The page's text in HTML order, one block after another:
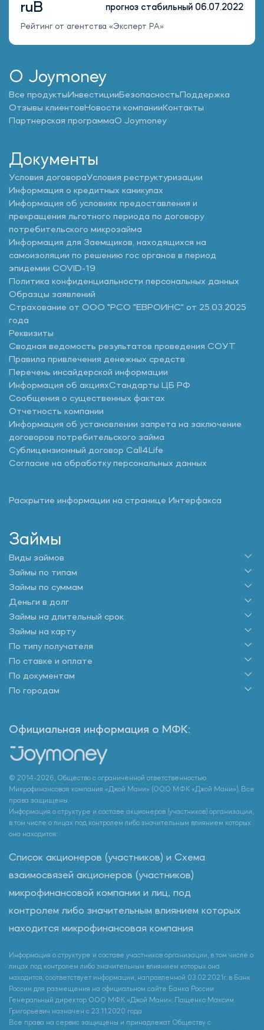
ruB прогноз стабильный 06.07.2022
Рейтинг от агентства «Эксперт РА»
О Joymoney
Все продуктыИнвестицииБезопасностьПоддержка
Отзывы клиентовНовости компанииКонтакты
Партнерская программаО Joymoney
Документы
Условия договораУсловия реструктуризации
Информация о кредитных каникулах
Информация об условиях предоставления и
прекращения льготного периода по договору
потребительского микрозайма
Информация для Заемщиков, находящихся на
самоизоляции по решению гос органов в период
эпидемии COVID-19
Политика конфиденциальности персональных данных
Образцы заявлений
Страхование от ООО "РСО "ЕВРОИНС" от 25.03.2025
года
Реквизиты
Сводная ведомость результатов проведения СОУТ
Правила привлечения денежных средств
Перечень инсайдерской информации
Информация об акцияхСтандарты ЦБ РФ
Сообщения о существенных фактах
Отчетность компании
Информация об установлении запрета на заключение
договоров потребительского займа
Сублицензионный договор Call4Life
Согласие на обработку персональных данных
Раскрытие информации на странице Интерфакса
Займы
Виды займов
Займы по типам
Займы по суммам
Деньги в долг
Займы на длительный срок
Займы на карту
По типу получателя
По ставке и оплате
По документам
По городам
Официальная информация о МФК:
© 2014-2026, Общество с ограниченной ответственностью
Микрофинансовая компания «Джой Мани» (ООО МФК «Джой Мани»). Все
права защищены.
Информация о структуре и составе акционеров (участников) организации,
в том числе о лицах под контролем либо значительным влиянием которых
она находится:
Список акционеров (участников) и Схема
взаимосвязей акционеров (участников)
микрофинансовой компании и лиц, под
контролем либо значительным влиянием которых
находится микрофинансовая компания
Информация о структуре и составе участников организации, в том числе о
лицах под контролем либо значительным влиянием которых она
находится, соответствует информации, направленной 03.02.2021г. в Банк
России для размещения на официальном сайте Банка России
Генеральный директор ООО МФК «Джой Мани»: Пащенко Максим
Григорьевич назначен с 23.11.2020 года
Все права на сервис защищены и принадлежат Обществу с